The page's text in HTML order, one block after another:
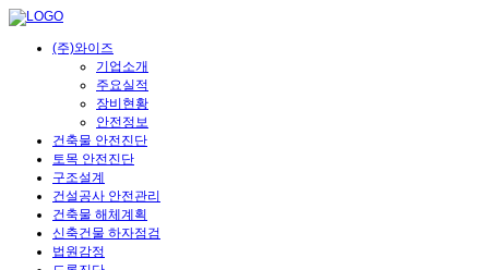
(주)와이즈
기업소개
주요실적
장비현황
안전정보
건축물 안전진단
토목 안전진단
구조설계
건설공사 안전관리
건축물 해체계획
신축건물 하자점검
법원감정